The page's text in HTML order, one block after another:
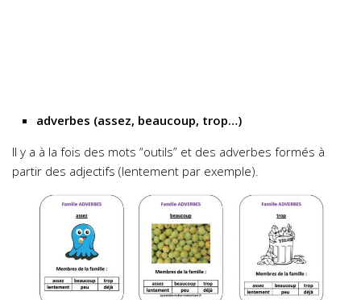
adverbes (assez, beaucoup, trop…)
Il y a à la fois des mots “outils” et des adverbes formés à
partir des adjectifs (lentement par exemple).